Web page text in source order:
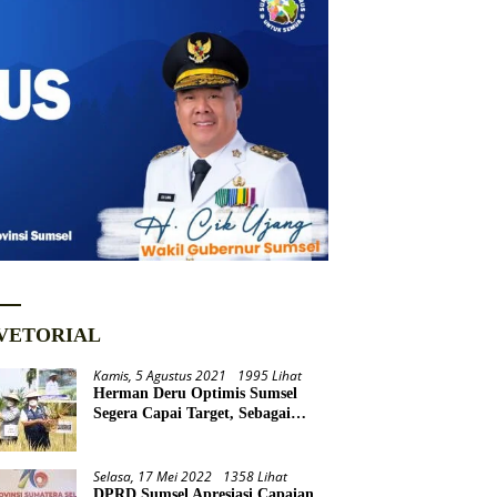
Kamis, 5 Agustus 2021 1995 Lihat
Herman Deru Optimis Sumsel
Segera Capai Target, Sebagai
Selasa, 17 Mei 2022 1358 Lihat